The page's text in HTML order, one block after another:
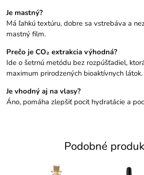
Je mastný?
Má ľahkú textúru, dobre sa vstrebáva a
mastný film.
Prečo je CO₂ extrakcia výhodná?
Ide o šetrnú metódu bez rozpúšťadiel,
maximum prirodzených bioaktívnych látok.
Je vhodný aj na vlasy?
Áno, pomáha zlepšiť pocit hydratácie a
Podobné